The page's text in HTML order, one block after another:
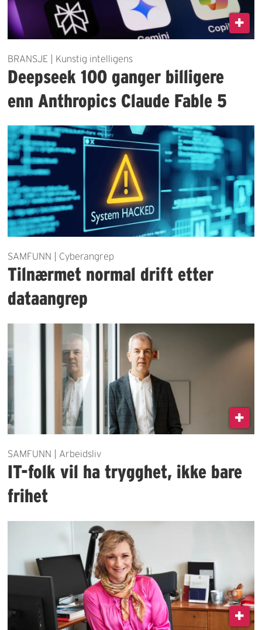
BRANSJE | Kunstig intelligens
Deepseek 100 ganger billigere
enn Anthropics Claude Fable 5
SAMFUNN | Cyberangrep
Tilnærmet normal drift etter
dataangrep
SAMFUNN | Arbeidsliv
IT-folk vil ha trygghet, ikke bare
frihet